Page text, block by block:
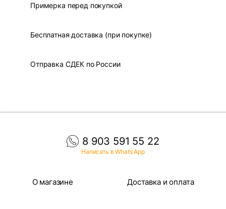
Примерка перед покупкой
Бесплатная доставка (при покупке)
Отправка СДЕК по России
8 903 591 55 22
Написать в Whats App
О магазине Доставка и оплата